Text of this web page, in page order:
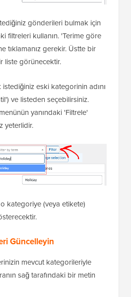
gönderileri bulmak için
filtreleri kullanın. 'Terime göre
tıklamanız gerekir. Üstte bir
liste görünecektir.
eski kategorinin adını
ve listeden seçebilirsiniz.
yanındaki 'Filtrele'
yeterlidir.
kategoriye (veya etikete)
Güncelleyin
mevcut kategorileriyle
sağ tarafındaki bir metin